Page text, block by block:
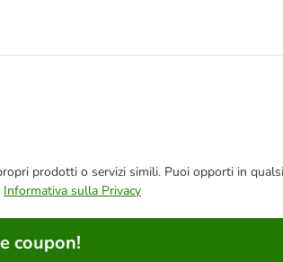
prodotti o servizi simili. Puoi opporti in
Informativa sulla Privacy
coupon!